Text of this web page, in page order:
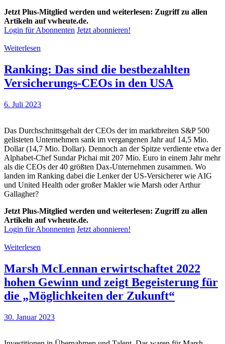
Jetzt Plus-Mitglied werden und weiterlesen: Zugriff zu allen
Artikeln auf vwheute.de.
Login für Abonnenten Jetzt abonnieren!
Weiterlesen
Ranking: Das sind die bestbezahlten
Versicherungs-CEOs in den USA
6. Juli 2023
Das Durchschnittsgehalt der CEOs der im marktbreiten S&P 500
gelisteten Unternehmen sank im vergangenen Jahr auf 14,5 Mio.
Dollar (14,7 Mio. Dollar). Dennoch an der Spitze verdiente etwa der
Alphabet-Chef Sundar Pichai mit 207 Mio. Euro in einem Jahr mehr
als die CEOs der 40 größten Dax-Unternehmen zusammen. Wo
landen im Ranking dabei die Lenker der US-Versicherer wie AIG
und United Health oder großer Makler wie Marsh oder Arthur
Gallagher?
Jetzt Plus-Mitglied werden und weiterlesen: Zugriff zu allen
Artikeln auf vwheute.de.
Login für Abonnenten Jetzt abonnieren!
Weiterlesen
Marsh McLennan erwirtschaftet 2022
hohen Gewinn und zeigt Begeisterung für
die „Möglichkeiten der Zukunft“
30. Januar 2023